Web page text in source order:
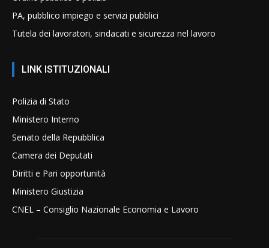
PA, pubblico impiego e servizi pubblici
Tutela dei lavoratori, sindacati e sicurezza nel lavoro
LINK ISTITUZIONALI
Polizia di Stato
Ministero Interno
Senato della Repubblica
Camera dei Deputati
Diritti e Pari opportunità
Ministero Giustizia
CNEL – Consiglio Nazionale Economia e Lavoro